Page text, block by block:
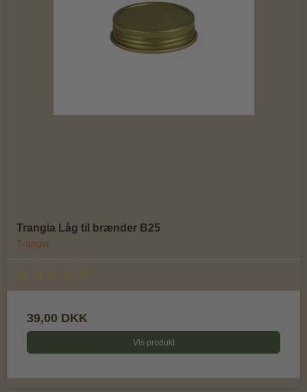
Trangia Låg til brænder B25
Trangia
39,00 DKK
Vis produkt